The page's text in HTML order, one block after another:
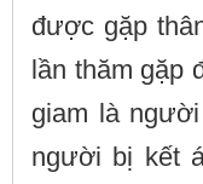
được gặp
lần thăm
giam là
người bị kết